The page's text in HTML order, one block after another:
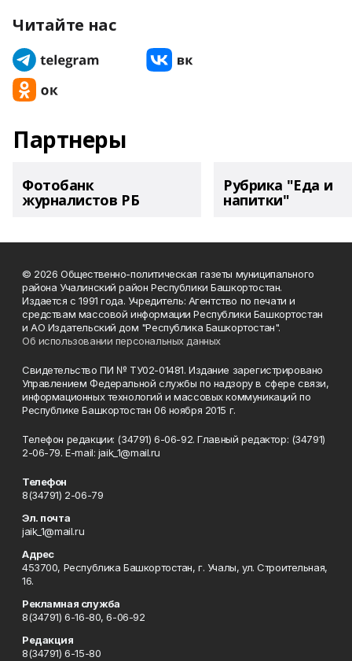
Читайте нас
Партнеры
Фотобанк
журналистов РБ
Рубрика "Еда и
напитки"
© 2026 Общественно-политическая газеты муниципального
района Учалинский район Республики Башкортостан.
Издается с 1991 года. Учредитель: Агентство по печати и
средствам массовой информации Республики Башкортостан
и АО Издательский дом "Республика Башкортостан".
Об использовании персональных данных
Свидетельство ПИ № ТУ02-01481. Издание зарегистрировано
Управлением Федеральной службы по надзору в сфере связи,
информационных технологий и массовых коммуникаций по
Республике Башкортостан 06 ноября 2015 г.
Телефон редакции: (34791) 6-06-92. Главный редактор: (34791)
2-06-79. Е-mаil: jaik_1@mail.ru
Телефон
8(34791) 2-06-79
Эл. почта
jaik_1@mail.ru
Адрес
453700, Республика Башкортостан, г. Учалы, ул. Строительная,
16.
Рекламная служба
8(34791) 6-16-80, 6-06-92
Редакция
8(34791) 6-15-80